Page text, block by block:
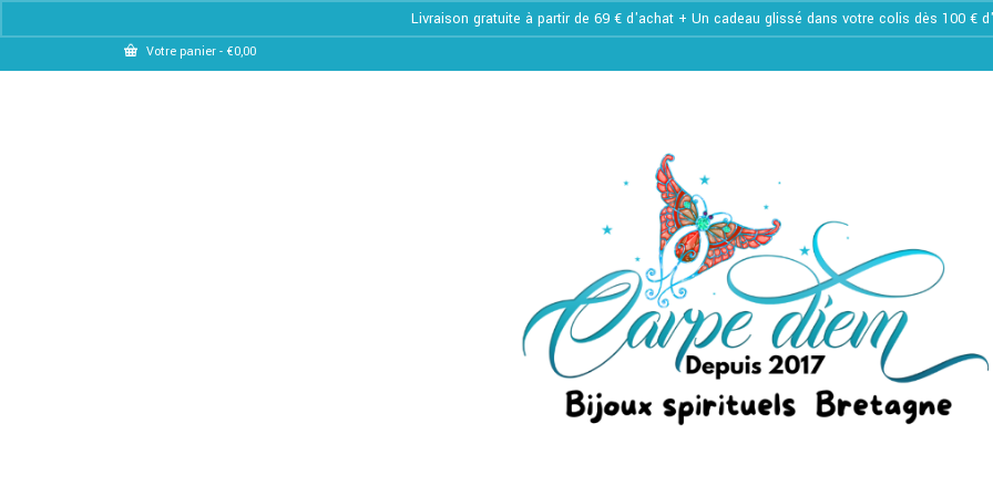
Livraison gratuite à partir de 69 € d'achat + Un cadeau glissé dans votre colis dès 100 €
Votre panier - €0,00